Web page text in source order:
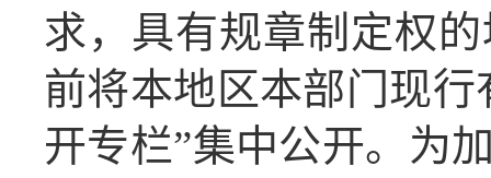
求，具有规章制定权
前将本地区本部门现
开专栏”集中公开。为